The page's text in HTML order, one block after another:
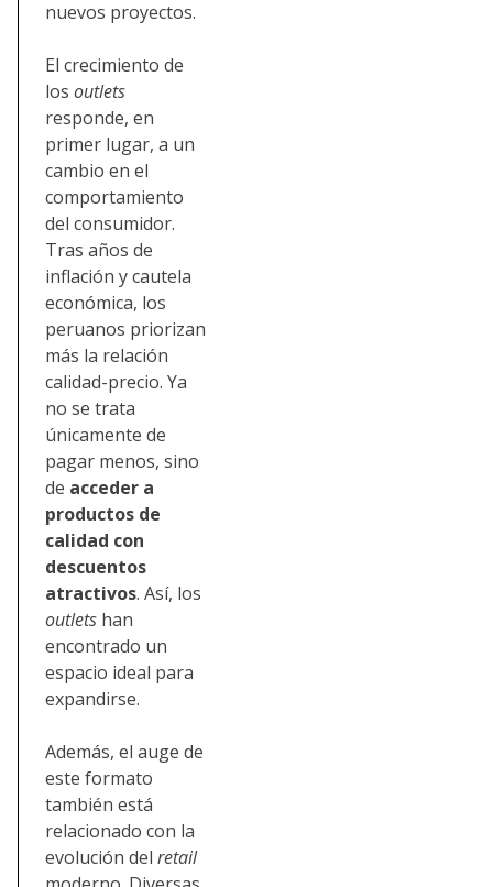
nuevos proyectos.
El crecimiento de
los outlets
responde, en
primer lugar, a un
cambio en el
comportamiento
del consumidor.
Tras años de
inflación y cautela
económica, los
peruanos priorizan
más la relación
calidad-precio. Ya
no se trata
únicamente de
pagar menos, sino
de acceder a
productos de
calidad con
descuentos
atractivos. Así, los
outlets han
encontrado un
espacio ideal para
expandirse.
Además, el auge de
este formato
también está
relacionado con la
evolución del retail